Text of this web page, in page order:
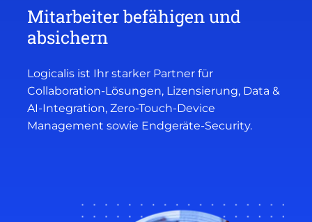
Mitarbeiter befähigen und
absichern
Logicalis ist Ihr starker Partner für
Collaboration-Lösungen, Lizensierung, Data &
AI-Integration, Zero-Touch-Device
Management sowie Endgeräte-Security.